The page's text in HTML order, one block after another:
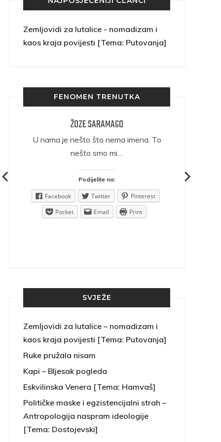
Zemljovidi za lutalice - nomadizam i
kaos kraja povijesti [Tema: Putovanja]
FENOMEN TRENUTKA
ŽOZE SARAMAGO
U nama je nešto što nema imena. To
nešto smo mi…
Podijelite na:
Facebook Twitter
Pinterest
Pocket
Email Print
SVJEŽE
Zemljovidi za lutalice – nomadizam i
kaos kraja povijesti [Tema: Putovanja]
Ruke pružala nisam
Kapi – Bljesak pogleda
Eskvilinska Venera [Tema: Hamvaš]
Političke maske i egzistencijalni strah –
Antropologija naspram ideologije
[Tema: Dostojevski]